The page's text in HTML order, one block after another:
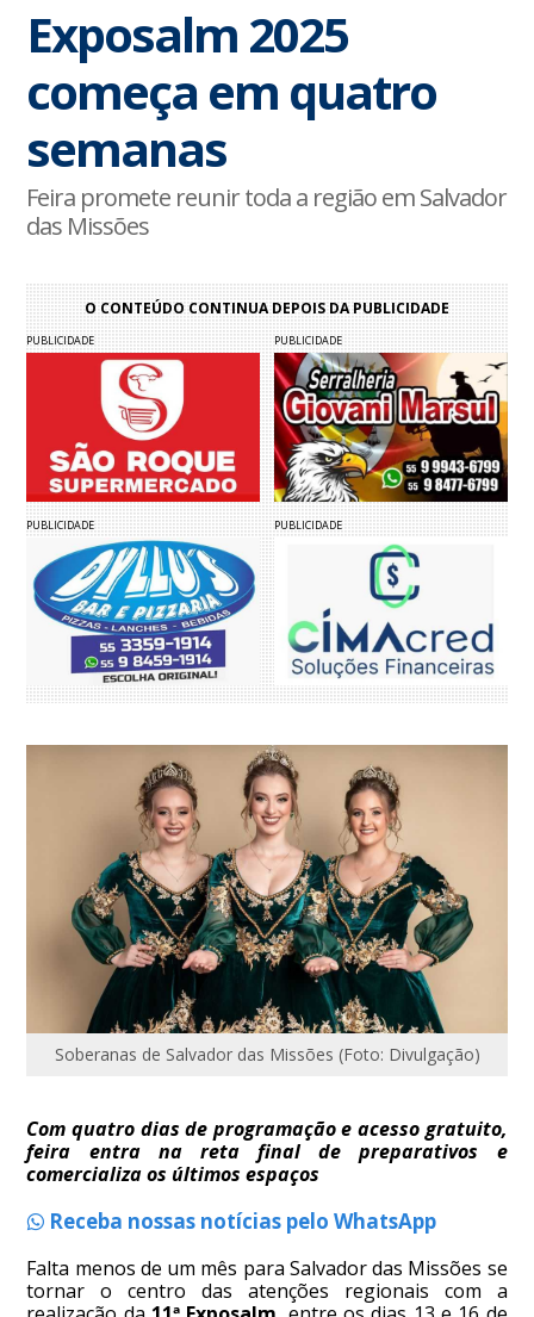
Exposalm 2025
começa em quatro
semanas
Feira promete reunir toda a região em Salvador
das Missões
O CONTEÚDO CONTINUA DEPOIS DA PUBLICIDADE
PUBLICIDADE PUBLICIDADE
PUBLICIDADE PUBLICIDADE
Soberanas de Salvador das Missões (Foto: Divulgação)
Com quatro dias de programação e acesso gratuito,
feira entra na reta final de preparativos e
comercializa os últimos espaços
Receba nossas notícias pelo WhatsApp
Falta menos de um mês para Salvador das Missões se
tornar o centro das atenções regionais com a